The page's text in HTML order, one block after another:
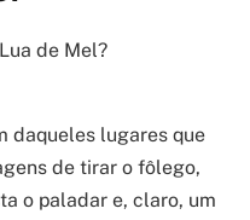
de Mel?
daqueles lugares que
de tirar o fôlego,
o paladar e, claro, um